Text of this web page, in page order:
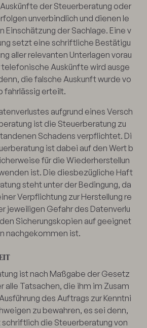
der Steuerberatung oder
unverbindlich und dienen le
Einschätzung der Sachlage. Eine v
setzt eine schriftliche Bestätigu
aller relevanten Unterlagen vorau
telefonische Auskünfte wird ausge
die falsche Auskunft wurde vo
fahrlässig erteilt.
aufgrund eines Versch
ist die Steuerberatung zu
Schadens verpflichtet. Di
ist dabei auf den Wert b
für die Wiederherstellun
ist. Die diesbezügliche Haft
steht unter der Bedingung, da
Verpflichtung zur Herstellung re
jeweiligen Gefahr des Datenverlu
Sicherungskopien auf geeignet
nachgekommen ist.
ist nach Maßgabe der Gesetz
alle Tatsachen, die ihm im Zusam
des Auftrags zur Kenntni
zu bewahren, es sei denn,
schriftlich die Steuerberatung von